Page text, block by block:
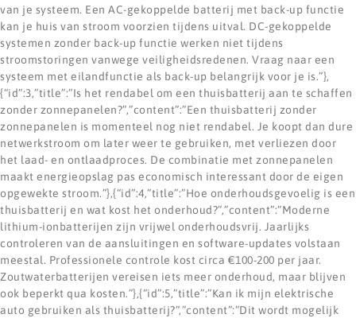
van je systeem. Een AC-gekoppelde batterij met back-up functie
kan je huis van stroom voorzien tijdens uitval. DC-gekoppelde
systemen zonder back-up functie werken niet tijdens
stroomstoringen vanwege veiligheidsredenen. Vraag naar een
systeem met eilandfunctie als back-up belangrijk voor je is.”},
{“id”:3,”title”:”Is het rendabel om een thuisbatterij aan te schaffen
zonder zonnepanelen?”,”content”:”Een thuisbatterij zonder
zonnepanelen is momenteel nog niet rendabel. Je koopt dan dure
netwerkstroom om later weer te gebruiken, met verliezen door
het laad- en ontlaadproces. De combinatie met zonnepanelen
maakt energieopslag pas economisch interessant door de eigen
opgewekte stroom.”},{“id”:4,”title”:”Hoe onderhoudsgevoelig is een
thuisbatterij en wat kost het onderhoud?”,”content”:”Moderne
lithium-ionbatterijen zijn vrijwel onderhoudsvrij. Jaarlijks
controleren van de aansluitingen en software-updates volstaan
meestal. Professionele controle kost circa €100-200 per jaar.
Zoutwaterbatterijen vereisen iets meer onderhoud, maar blijven
ook beperkt qua kosten.”},{“id”:5,”title”:”Kan ik mijn elektrische
auto gebruiken als thuisbatterij?”,”content”:”Dit wordt mogelijk